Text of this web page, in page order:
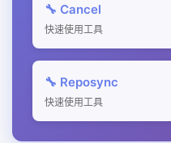
🔧 Cancel
快速使用工具
🔧 Reposync
快速使用工具